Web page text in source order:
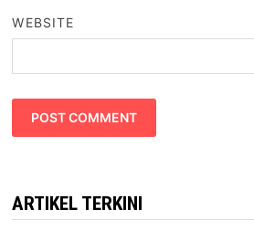
WEBSITE
ARTIKEL TERKINI